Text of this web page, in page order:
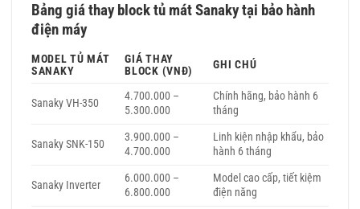
Bảng giá thay block tủ mát Sanaky tại bảo hành
điện máy
MODEL TỦ MÁT
SANAKY
GIÁ THAY
BLOCK (VNĐ)
GHI CHÚ
Sanaky VH-350
4.700.000 –
5.300.000
Chính hãng, bảo hành 6
tháng
Sanaky SNK-150
3.900.000 –
4.700.000
Linh kiện nhập khẩu, bảo
hành 6 tháng
Sanaky Inverter
6.000.000 –
6.800.000
Model cao cấp, tiết kiệm
điện năng